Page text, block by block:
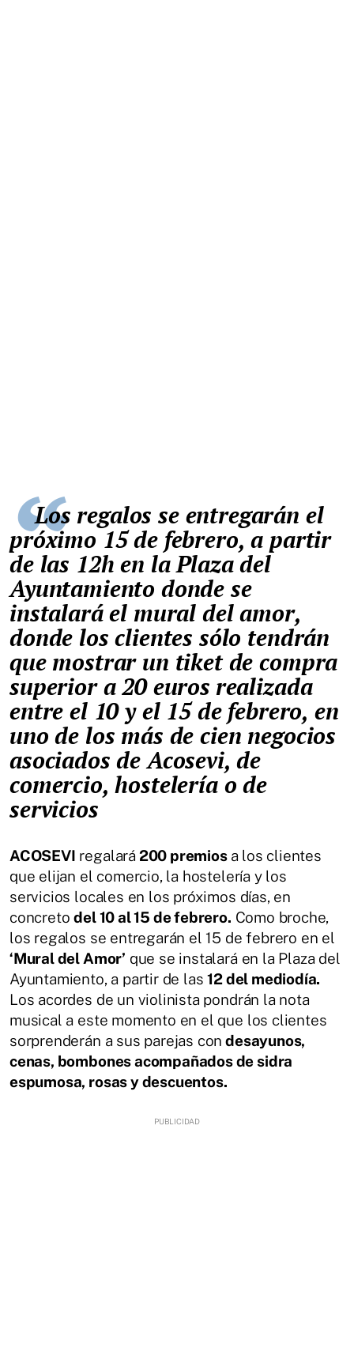
Los regalos se entregarán el
próximo 15 de febrero, a partir
de las 12h en la Plaza del
Ayuntamiento donde se
instalará el mural del amor,
donde los clientes sólo tendrán
que mostrar un tiket de compra
superior a 20 euros realizada
entre el 10 y el 15 de febrero, en
uno de los más de cien negocios
asociados de Acosevi, de
comercio, hostelería o de
servicios
ACOSEVI regalará 200 premios a los clientes
que elijan el comercio, la hostelería y los
servicios locales en los próximos días, en
concretodel 10 al 15 de febrero. Como broche,
los regalos se entregarán el 15 de febrero en el
‘Mural del Amor’ que se instalará en la Plaza del
Ayuntamiento, a partir de las12 del mediodía.
Los acordes de un violinista pondrán la nota
musical a este momento en el que los clientes
sorprenderán a sus parejas con desayunos,
cenas, bombones acompañados de sidra
espumosa, rosas y descuentos.